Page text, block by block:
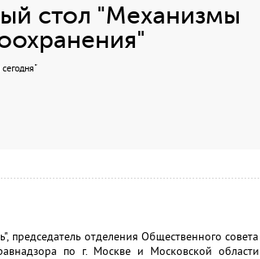
стол "Механизмы
председатель отделения Общественного совета
по г. Москве и Московской области